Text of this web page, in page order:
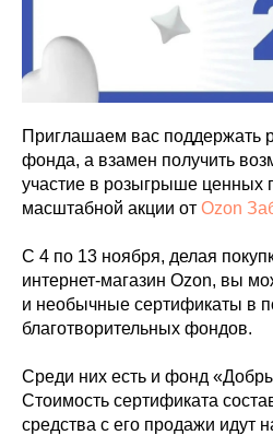
Приглашаем вас поддержать
фонда, а взамен получить
участие в розыгрыше ценных
масштабной акции от Ozon
С 4 по 13 ноября, делая
интернет-магазин Ozon, вы
и необычные сертификаты в
благотворительных фондов.
Среди них есть и фонд
Стоимость сертификата
средства с его продажи идут